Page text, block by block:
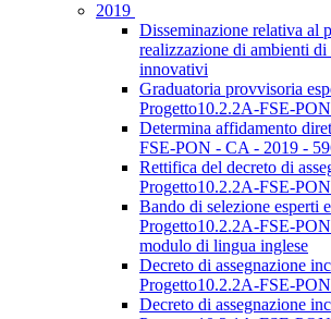
2019
Disseminazione relativa al
realizzazione di ambienti di
innovativi
Graduatoria provvisoria
Progetto10.2.2A-FSE-
Determina affidamento
FSE-PON - CA - 2019 -
Rettifica del decreto di
Progetto10.2.2A-FSE-
Bando di selezione esperti
Progetto10.2.2A-FSE-
modulo di lingua inglese
Decreto di assegnazione
Progetto10.2.2A-FSE-
Decreto di assegnazione